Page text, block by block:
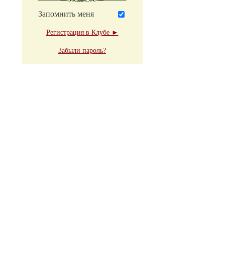
Запомнить меня
Регистрация в Клубе ►
Забыли пароль?